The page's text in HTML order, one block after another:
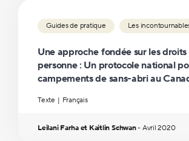
Guides de pratique Les
Une approche fondée sur les droits
personne : Un protocole national
campements de sans-abri au
Texte Français
Leilani Farha et Kaitlin Schwan- Avril 2020